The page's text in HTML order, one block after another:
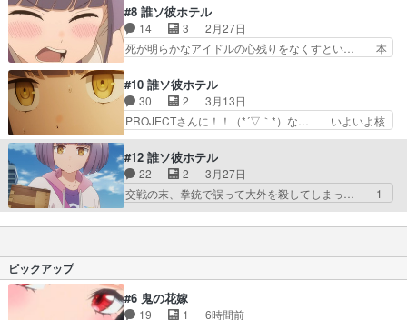
んやっぱりあなたか！ってなる… 助けようとして
たやん。もしかしてその前の… →アニメでは占い
の女性追加(1話)→パン…
子は長睦まじいカップルに見えたが実… 今回初め
て相手の顔が分からない事への弊害… かぼちゃと
ガラスの靴。なんか不穏な感じに… 面白すぎるだ
ろ……。いやぁ、凄いことしか… 本当の名前が後
たらそっちがストーカーか… →アニメでは占いの
女性追加(1話)博徒と… 音子は大外に他の客の情
報を軽く話しすぎで…
#8 誰ソ彼ホテル
14 3
2月27日
死が明らかなアイドルの心残りをなくすとい… 本
的アイドル・365シスターQ(通称：… 前後編にな
るようなエピソードだったんだ…… こんなところ
で推しとバッタリ。JPXにも… お話は普通に良
い、というか悪くなかったが… 中々、音子ちゃん
プレミアム入るしかな… 音子と大外が会話してる
シーンは適度に緊張… アイドルの人は頭普通だけ
ど音子ちゃんも最…
#10 誰ソ彼ホテル
30 2
3月13日
PROJECTさんに！！（*´▽｀*）な… いよいよ核
心に迫ってきた。両親に認められ… いよいよ、音
子ちゃん、阿鳥さんに大外がつ… (まだ観てない
けど)第2クールでもあるの…
え！？！！！！！！！全ッッ然しらなんだ…… 音
子と阿鳥と大外と。本作で時折感じた脚本… 大外
#12 誰ソ彼ホテル
22 2
3月27日
交戦の末、拳銃で誤って大外を殺してしまっ… 1
年後の世界であのアイドルがさらっと映っ… 地獄
から追放って何やったんだよ猿。獄門疆… いや本
別口から退勤というのは、そう。プ… どこでボタ
面白い作品だった。原作はマル… そして記憶維持
のエレベーター、後付け感は… シチュエーション
ピックアップ
#6 鬼の花嫁
19 1
6時間前